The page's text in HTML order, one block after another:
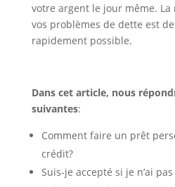
votre argent le jour même.
vos problèmes de dette est
rapidement possible.
Dans cet article, nous
suivantes:
Comment faire un prêt
crédit?
Suis-je accepté si je n’ai pas